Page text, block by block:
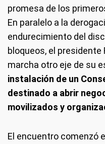
promesa de los
En paralelo a la
endurecimiento del
bloqueos, el presidente
marcha otro eje de su
instalación de un
destinado a abrir
movilizados y
El encuentro comenzó